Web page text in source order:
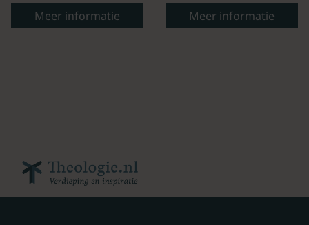
Meer informatie
Meer informatie